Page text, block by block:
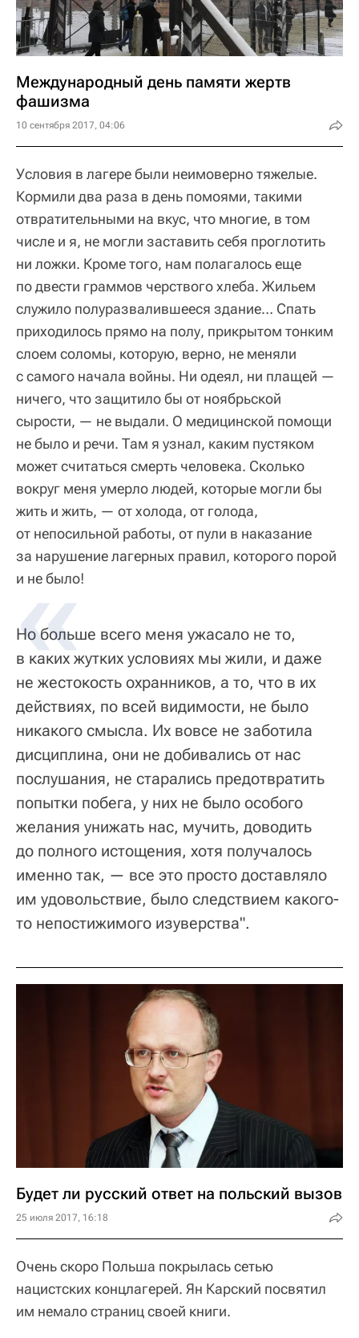
Международный день памяти жертв
фашизма
10 сентября 2017, 04:06
Условия в лагере были неимоверно тяжелые.
Кормили два раза в день помоями, такими
отвратительными на вкус, что многие, в том
числе и я, не могли заставить себя проглотить
ни ложки. Кроме того, нам полагалось еще
по двести граммов черствого хлеба. Жильем
служило полуразвалившееся здание… Спать
приходилось прямо на полу, прикрытом тонким
слоем соломы, которую, верно, не меняли
с самого начала войны. Ни одеял, ни плащей —
ничего, что защитило бы от ноябрьской
сырости, — не выдали. О медицинской помощи
не было и речи. Там я узнал, каким пустяком
может считаться смерть человека. Сколько
вокруг меня умерло людей, которые могли бы
жить и жить, — от холода, от голода,
от непосильной работы, от пули в наказание
за нарушение лагерных правил, которого порой
и не было!
Но больше всего меня ужасало не то,
в каких жутких условиях мы жили, и даже
не жестокость охранников, а то, что в их
действиях, по всей видимости, не было
никакого смысла. Их вовсе не заботила
дисциплина, они не добивались от нас
послушания, не старались предотвратить
попытки побега, у них не было особого
желания унижать нас, мучить, доводить
до полного истощения, хотя получалось
именно так, — все это просто доставляло
им удовольствие, было следствием какого-
то непостижимого изуверства".
Будет ли русский ответ на польский вызов
25 июля 2017, 16:18
Очень скоро Польша покрылась сетью
нацистских концлагерей. Ян Карский посвятил
им немало страниц своей книги.